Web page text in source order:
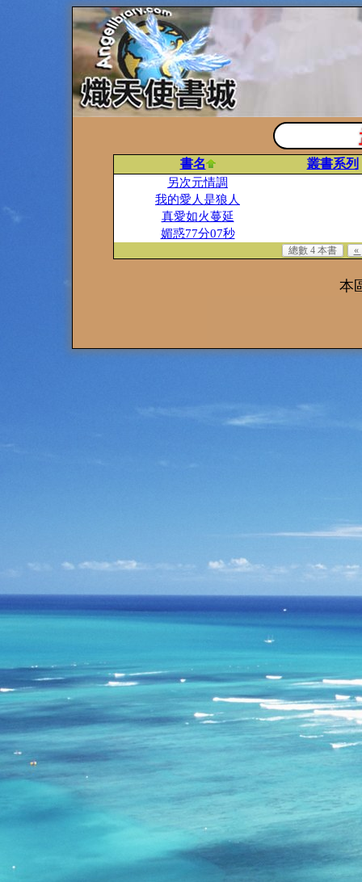
書名 叢書系列
另次元情調
我的愛人是狼人
真愛如火蔓延
媚惑77分07秒
總數 4 本書 «
本